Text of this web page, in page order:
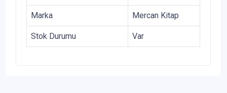
Marka Mercan Kitap
Stok Durumu Var